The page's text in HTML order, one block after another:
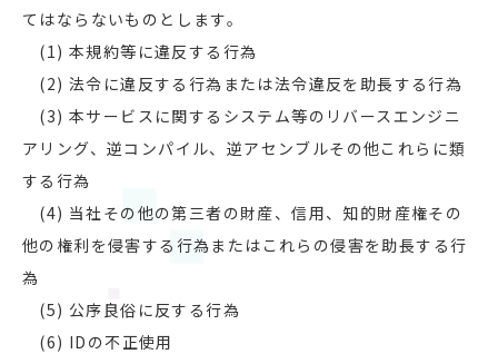
てはならないものとします。
(1) 本規約等に違反する行為
(2) 法令に違反する行為または法令違反を助長する行為
(3) 本サービスに関するシステム等のリバースエンジニ
アリング、逆コンパイル、逆アセンブルその他これらに類
する行為
(4) 当社その他の第三者の財産、信用、知的財産権その
他の権利を侵害する行為またはこれらの侵害を助長する行
為
(5) 公序良俗に反する行為
(6) IDの不正使用